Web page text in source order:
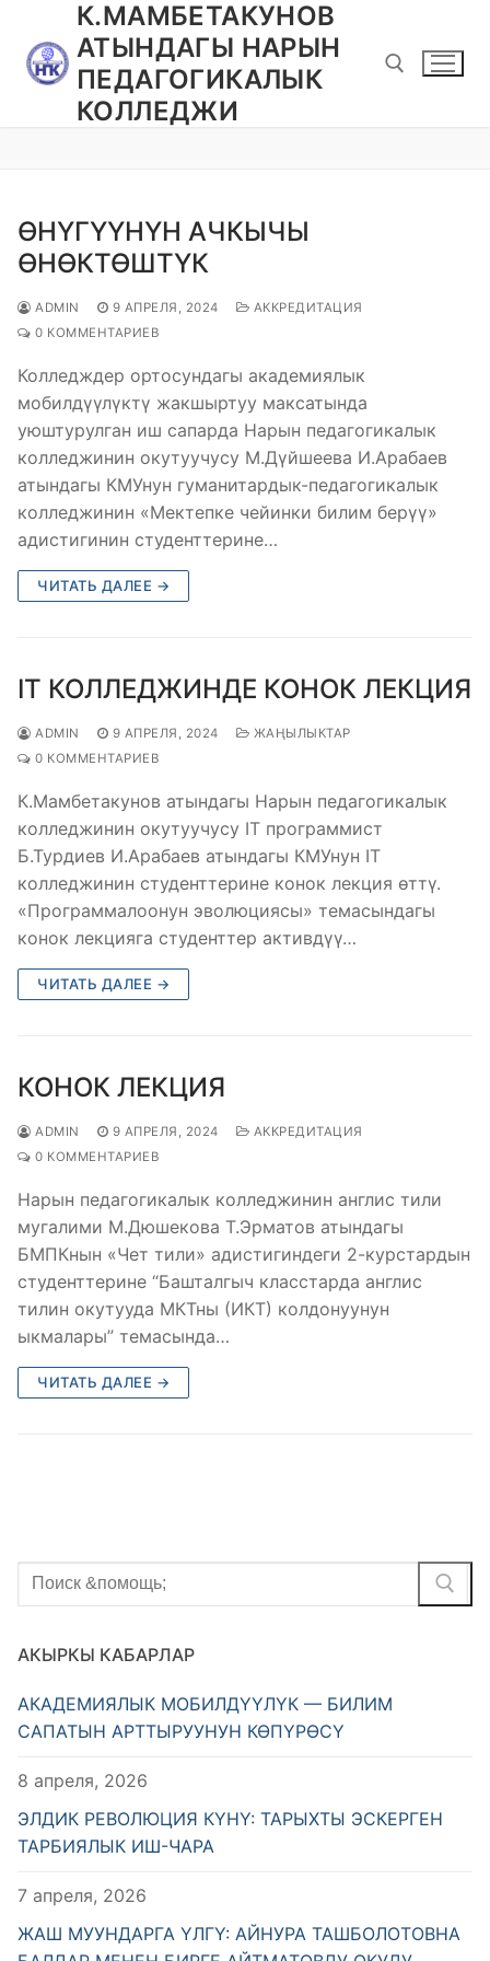
содержимому
К.МАМБЕТАКУНОВ
АТЫНДАГЫ НАРЫН
ПЕДАГОГИКАЛЫК
КОЛЛЕДЖИ
ӨНҮГҮҮНҮН АЧКЫЧЫ
ӨНӨКТӨШТҮК
ADMIN 9 АПРЕЛЯ, 2024
АККРЕДИТАЦИЯ
0 КОММЕНТАРИЕВ
Колледждер ортосундагы академиялык
мобилдүүлүктү жакшыртуу максатында
уюштурулган иш сапарда Нарын педагогикалык
колледжинин окутуучусу М.Дүйшеева И.Арабаев
атындагы КМУнун гуманитардык-педагогикалык
колледжинин «Мектепке чейинки билим берүү»
адистигинин студенттерине…
ЧИТАТЬ ДАЛЕЕ →
IT КОЛЛЕДЖИНДЕ КОНОК ЛЕКЦИЯ
ADMIN 9 АПРЕЛЯ, 2024
ЖАҢЫЛЫКТАР
0 КОММЕНТАРИЕВ
К.Мамбетакунов атындагы Нарын педагогикалык
колледжинин окутуучусу IT программист
Б.Турдиев И.Арабаев атындагы КМУнун IT
колледжинин студенттерине конок лекция өттү.
«Программалоонун эволюциясы» темасындагы
конок лекцияга студенттер активдүү…
ЧИТАТЬ ДАЛЕЕ →
КОНОК ЛЕКЦИЯ
ADMIN 9 АПРЕЛЯ, 2024
АККРЕДИТАЦИЯ
0 КОММЕНТАРИЕВ
Нарын педагогикалык колледжинин англис тили
мугалими М.Дюшекова Т.Эрматов атындагы
БМПКнын «Чет тили» адистигиндеги 2-курстардын
студенттерине “Башталгыч класстарда англис
тилин окутууда МКТны (ИКТ) колдонуунун
ыкмалары” темасында…
ЧИТАТЬ ДАЛЕЕ →
Найти:
АКЫРКЫ КАБАРЛАР
АКАДЕМИЯЛЫК МОБИЛДҮҮЛҮК — БИЛИМ
САПАТЫН АРТТЫРУУНУН КӨПҮРӨСҮ
8 апреля, 2026
ЭЛДИК РЕВОЛЮЦИЯ КҮНҮ: ТАРЫХТЫ ЭСКЕРГЕН
ТАРБИЯЛЫК ИШ-ЧАРА
7 апреля, 2026
ЖАШ МУУНДАРГА ҮЛГҮ: АЙНУРА ТАШБОЛОТОВНА